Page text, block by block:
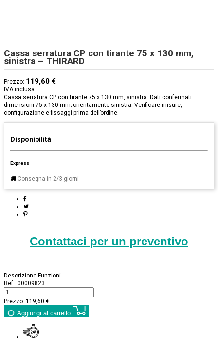
Cassa serratura CP con tirante 75 x 130 mm,
sinistra – THIRARD
Prezzo: 119,60 €
IVA inclusa
Cassa serratura CP con tirante 75 x 130 mm, sinistra. Dati confermati:
dimensioni 75 x 130 mm; orientamento sinistra. Verificare misure,
configurazione e fissaggi prima dell’ordine.
Disponibilità
Express
Consegna in 2/3 giorni
Contattaci per un preventivo
Descrizione Funzioni
Ref : 00009823
Prezzo: 119,60 €
Aggiungi al carrello